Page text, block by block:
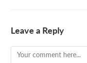
Leave a Reply